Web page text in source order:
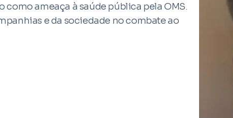
como ameaça à saúde pública pela OMS.
e da sociedade no combate ao